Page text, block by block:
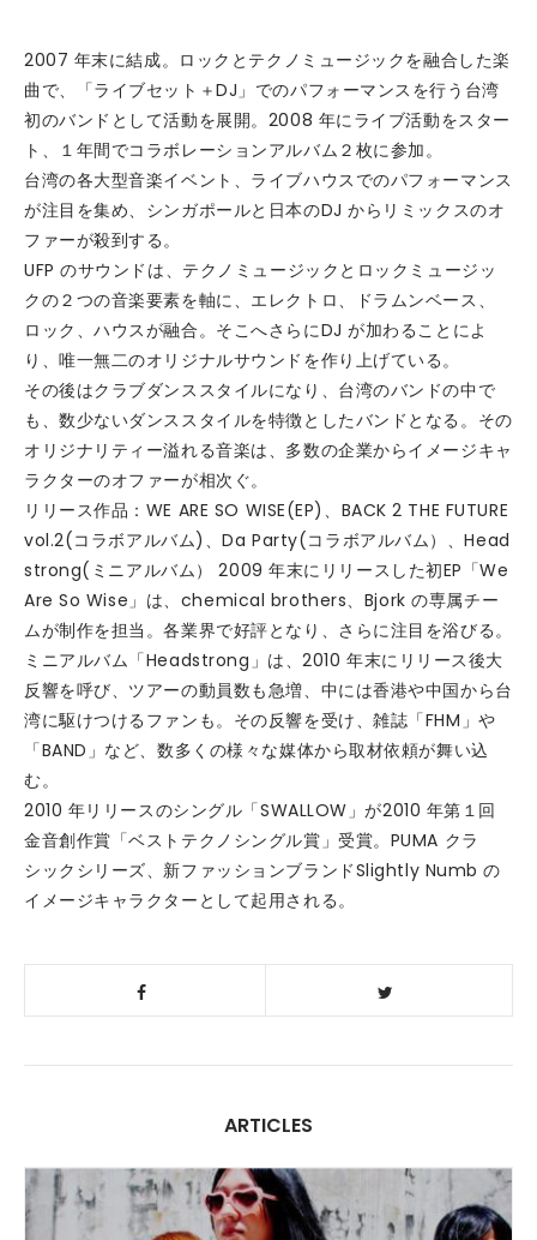
2007 年末に結成。ロックとテクノミュージックを融合した楽
曲で、「ライブセット＋DJ」でのパフォーマンスを行う台湾
初のバンドとして活動を展開。2008 年にライブ活動をスター
ト、１年間でコラボレーションアルバム２枚に参加。
台湾の各大型音楽イベント、ライブハウスでのパフォーマンス
が注目を集め、シンガポールと日本のDJ からリミックスのオ
ファーが殺到する。
UFP のサウンドは、テクノミュージックとロックミュージッ
クの２つの音楽要素を軸に、エレクトロ、ドラムンベース、
ロック、ハウスが融合。そこへさらにDJ が加わることによ
り、唯一無二のオリジナルサウンドを作り上げている。
その後はクラブダンススタイルになり、台湾のバンドの中で
も、数少ないダンススタイルを特徴としたバンドとなる。その
オリジナリティー溢れる音楽は、多数の企業からイメージキャ
ラクターのオファーが相次ぐ。
リリース作品：WE ARE SO WISE(EP)、BACK 2 THE FUTURE
vol.2(コラボアルバム)、Da Party(コラボアルバム）、Head
strong(ミニアルバム） 2009 年末にリリースした初EP「We
Are So Wise」は、chemical brothers、Bjork の専属チー
ムが制作を担当。各業界で好評となり、さらに注目を浴びる。
ミニアルバム「Headstrong」は、2010 年末にリリース後大
反響を呼び、ツアーの動員数も急増、中には香港や中国から台
湾に駆けつけるファンも。その反響を受け、雑誌「FHM」や
「BAND」など、数多くの様々な媒体から取材依頼が舞い込
む。
2010 年リリースのシングル「SWALLOW」が2010 年第１回
金音創作賞「ベストテクノシングル賞」受賞。PUMA クラ
シックシリーズ、新ファッションブランドSlightly Numb の
イメージキャラクターとして起用される。
ARTICLES